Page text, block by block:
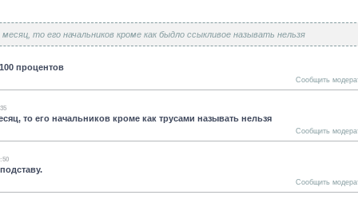
то его начальников кроме как быдло ссыкливое называть нельзя
процентов
Сообщить
то его начальников кроме как трусами называть нельзя
Сообщить
Сообщить